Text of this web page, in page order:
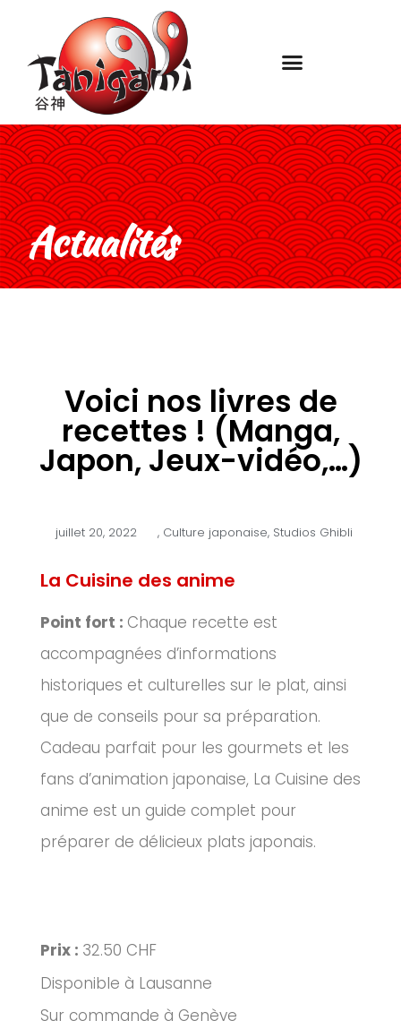
Actualités
Voici nos livres de
recettes ! (Manga,
Japon, Jeux-vidéo,…)
juillet 20, 2022 , Culture japonaise, Studios Ghibli
La Cuisine des anime
Point fort : Chaque recette est
accompagnées d’informations
historiques et culturelles sur le plat, ainsi
que de conseils pour sa préparation.
Cadeau parfait pour les gourmets et les
fans d’animation japonaise, La Cuisine des
anime est un guide complet pour
préparer de délicieux plats japonais.
Prix : 32.50 CHF
Disponible à Lausanne
Sur commande à Genève